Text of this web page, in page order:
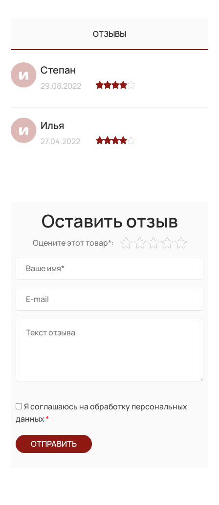
ОТЗЫВЫ
Степан
29.08.2022
Илья
27.04.2022
Оставить отзыв
Оцените этот товар*:
Я соглашаюсь на обработку персональных
данных*
ОТПРАВИТЬ